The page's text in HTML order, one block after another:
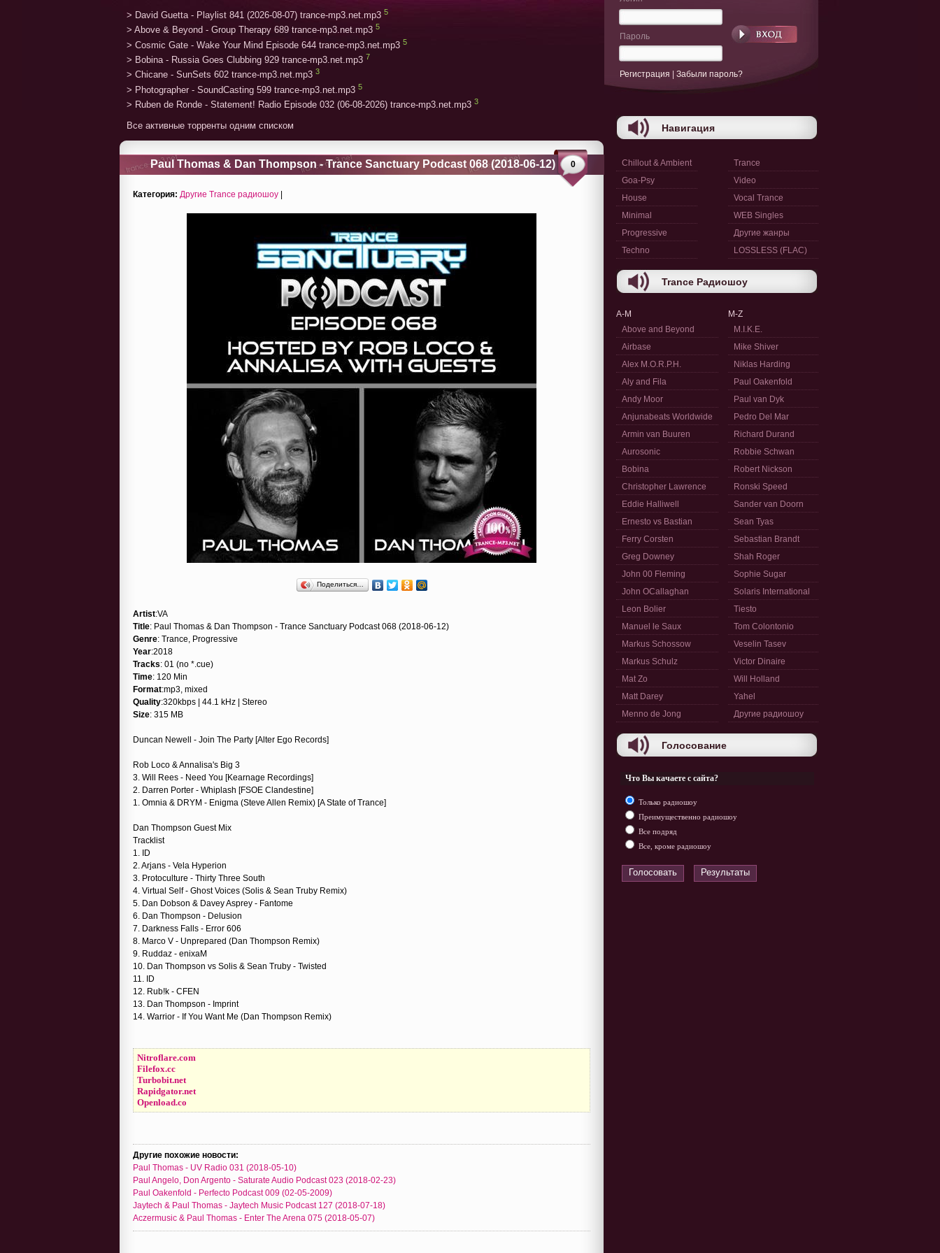
> David Guetta - Playlist 841 (2026-08-07) trance-mp3.net.mp3 5
> Above & Beyond - Group Therapy 689 trance-mp3.net.mp3 5
> Cosmic Gate - Wake Your Mind Episode 644 trance-mp3.net.mp3 5
> Bobina - Russia Goes Clubbing 929 trance-mp3.net.mp3 7
> Chicane - SunSets 602 trance-mp3.net.mp3 3
> Photographer - SoundCasting 599 trance-mp3.net.mp3 5
> Ruben de Ronde - Statement! Radio Episode 032 (06-08-2026) trance-mp3.net.mp3 3
Все активные торренты одним списком
Paul Thomas & Dan Thompson - Trance Sanctuary Podcast 068 (2018-06-12) 0
Категория: Другие Trance радиошоу |
Поделиться…
Artist:VA
Title: Paul Thomas & Dan Thompson - Trance Sanctuary Podcast 068 (2018-06-12)
Genre: Trance, Progressive
Year:2018
Tracks: 01 (no *.cue)
Time: 120 Min
Format:mp3, mixed
Quality:320kbps | 44.1 kHz | Stereo
Size: 315 MB
Duncan Newell - Join The Party [Alter Ego Records]
Rob Loco & Annalisa's Big 3
3. Will Rees - Need You [Kearnage Recordings]
2. Darren Porter - Whiplash [FSOE Clandestine]
1. Omnia & DRYM - Enigma (Steve Allen Remix) [A State of Trance]
Dan Thompson Guest Mix
Tracklist
1. ID
2. Arjans - Vela Hyperion
3. Protoculture - Thirty Three South
4. Virtual Self - Ghost Voices (Solis & Sean Truby Remix)
5. Dan Dobson & Davey Asprey - Fantome
6. Dan Thompson - Delusion
7. Darkness Falls - Error 606
8. Marco V - Unprepared (Dan Thompson Remix)
9. Ruddaz - enixaM
10. Dan Thompson vs Solis & Sean Truby - Twisted
11. ID
12. Rub!k - CFEN
13. Dan Thompson - Imprint
14. Warrior - If You Want Me (Dan Thompson Remix)
Nitroflare.com
Filefox.cc
Turbobit.net
Rapidgator.net
Openload.co
Другие похожие новости:
Paul Thomas - UV Radio 031 (2018-05-10)
Paul Angelo, Don Argento - Saturate Audio Podcast 023 (2018-02-23)
Paul Oakenfold - Perfecto Podcast 009 (02-05-2009)
Jaytech & Paul Thomas - Jaytech Music Podcast 127 (2018-07-18)
Aczermusic & Paul Thomas - Enter The Arena 075 (2018-05-07)
Пароль
Регистрация Забыли пароль?
Навигация
Chillout & Ambient
Goa-Psy
House
Minimal
Progressive
Techno
Trance
Video
Vocal Trance
WEB Singles
Другие жанры
LOSSLESS (FLAC)
Trance Радиошоу
A-M
Above and Beyond
Airbase
Alex M.O.R.P.H.
Aly and Fila
Andy Moor
Anjunabeats Worldwide
Armin van Buuren
Aurosonic
Bobina
Christopher Lawrence
Eddie Halliwell
Ernesto vs Bastian
Ferry Corsten
Greg Downey
John 00 Fleming
John OCallaghan
Leon Bolier
Manuel le Saux
Markus Schossow
Markus Schulz
Mat Zo
Matt Darey
Menno de Jong
M-Z
M.I.K.E.
Mike Shiver
Niklas Harding
Paul Oakenfold
Paul van Dyk
Pedro Del Mar
Richard Durand
Robbie Schwan
Robert Nickson
Ronski Speed
Sander van Doorn
Sean Tyas
Sebastian Brandt
Shah Roger
Sophie Sugar
Solaris International
Tiesto
Tom Colontonio
Veselin Tasev
Victor Dinaire
Will Holland
Yahel
Другие радиошоу
Голосование
Что Вы качаете с сайта?
Только радиошоу
Преимущественно радиошоу
Все подряд
Все, кроме радиошоу
Голосовать Результаты